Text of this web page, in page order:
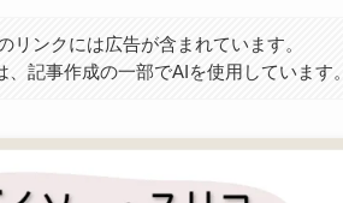
リンクには広告が含まれています。
、記事作成の一部でAIを使用しています。